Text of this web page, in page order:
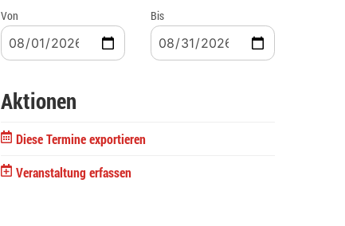
Von Bis
Aktionen
Diese Termine exportieren
Veranstaltung erfassen